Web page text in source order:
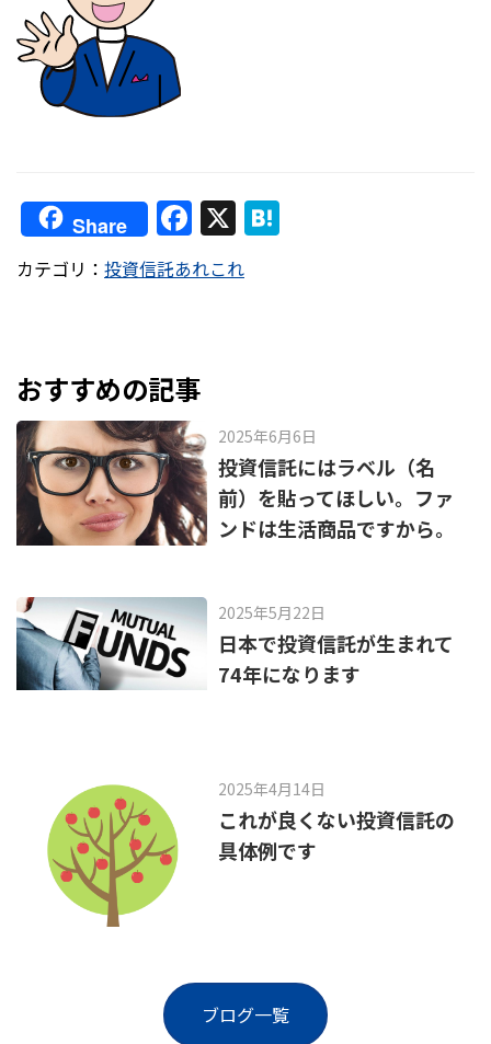
Share F
a
c
o
o
k
X
カテゴリ： 投資信託あれこれ
おすすめの記事
2025年6月6日
投資信託にはラベル（名
前）を貼ってほしい。ファ
ンドは生活商品ですから。
2025年5月22日
日本で投資信託が生まれて
74年になります
2025年4月14日
これが良くない投資信託の
具体例です
ブログ一覧